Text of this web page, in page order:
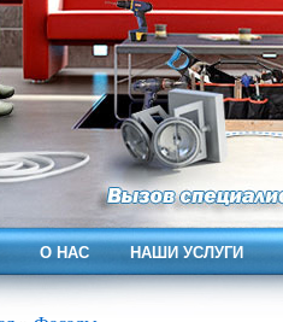
О НАС НАШИ УСЛУГИ